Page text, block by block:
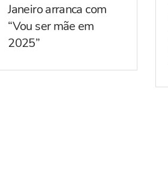
Janeiro arranca com
“Vou ser mãe em
2025”